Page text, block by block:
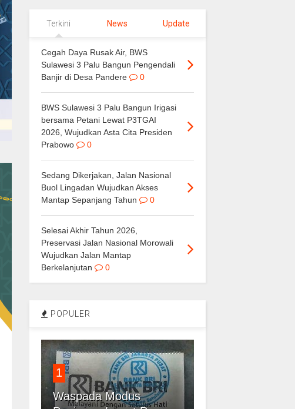
Terkini News Update
Cegah Daya Rusak Air, BWS
Sulawesi 3 Palu Bangun Pengendali
Banjir di Desa Pandere
0
BWS Sulawesi 3 Palu Bangun Irigasi
bersama Petani Lewat P3TGAI
2026, Wujudkan Asta Cita Presiden
Prabowo
0
Sedang Dikerjakan, Jalan Nasional
Buol Lingadan Wujudkan Akses
Mantap Sepanjang Tahun
0
Selesai Akhir Tahun 2026,
Preservasi Jalan Nasional Morowali
Wujudkan Jalan Mantap
Berkelanjutan
0
POPULER
1
Waspada Modus